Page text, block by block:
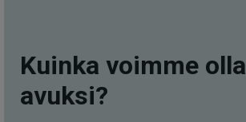
Kuinka voimme olla
avuksi?